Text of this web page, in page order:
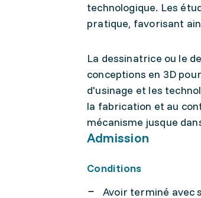
technologique. Les
pratique, favorisant
La dessinatrice ou le
conceptions en 3D
d'usinage et les
la fabrication et au
mécanisme jusque
Admission
Conditions
Avoir terminé avec